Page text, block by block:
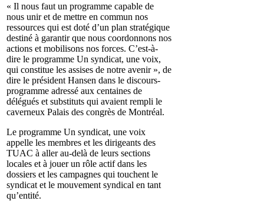
« Il nous faut un programme capable de
nous unir et de mettre en commun nos
ressources qui est doté d’un plan stratégique
destiné à garantir que nous coordonnons nos
actions et mobilisons nos forces. C’est-à-
dire le programme Un syndicat, une voix,
qui constitue les assises de notre avenir », de
dire le président Hansen dans le discours-
programme adressé aux centaines de
délégués et substituts qui avaient rempli le
caverneux Palais des congrès de Montréal.
Le programme Un syndicat, une voix
appelle les membres et les dirigeants des
TUAC à aller au-delà de leurs sections
locales et à jouer un rôle actif dans les
dossiers et les campagnes qui touchent le
syndicat et le mouvement syndical en tant
qu’entité.